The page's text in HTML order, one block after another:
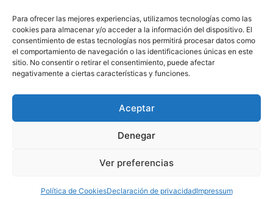
Para ofrecer las mejores experiencias, utilizamos tecnologías como las
cookies para almacenar y/o acceder a la información del dispositivo. El
consentimiento de estas tecnologías nos permitirá procesar datos como
el comportamiento de navegación o las identificaciones únicas en este
sitio. No consentir o retirar el consentimiento, puede afectar
negativamente a ciertas características y funciones.
Aceptar
Denegar
Ver preferencias
Política de CookiesDeclaración de privacidadImpressum
Sobre el alojamiento
Villa privada en zona residencial tranquila de
Torremolinos.
Piscina privada de agua salada disponible todo el año.
A pocos minutos de la playa y zonas de ocio.
Cocina privada totalmente equipada.
Servicio de traslado, taxi y experiencias turísticas
familias 👨‍👩‍👧‍👦
RESERVA AHORA